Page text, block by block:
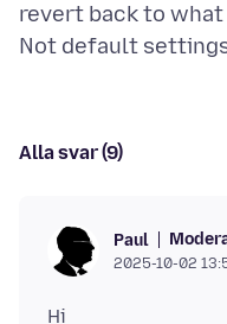
revert back to
Alla svar (9)
Paul
2025-10-02